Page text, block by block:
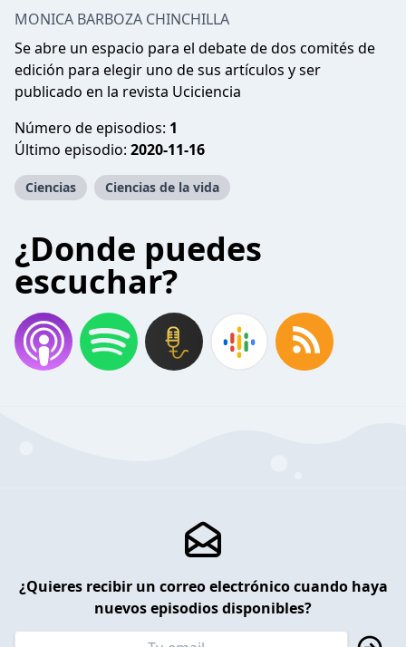
MONICA BARBOZA CHINCHILLA
Se abre un espacio para el debate de dos comités de
edición para elegir uno de sus artículos y ser
publicado en la revista Uciciencia
Número de episodios: 1
Último episodio: 2020-11-16
Ciencias Ciencias de la vida
¿Donde puedes
escuchar?
¿Quieres recibir un correo electrónico cuando haya
nuevos episodios disponibles?